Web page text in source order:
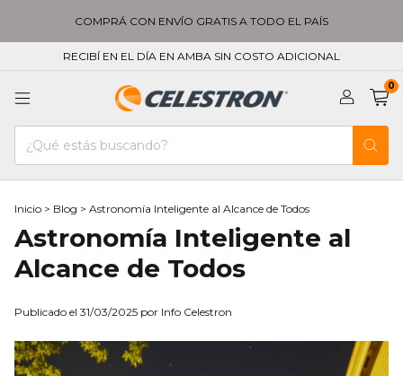
COMPRÁ CON ENVÍO GRATIS A TODO EL PAÍS
RECIBÍ EN EL DÍA EN AMBA SIN COSTO ADICIONAL
0
Inicio > Blog > Astronomía Inteligente al Alcance de Todos
Astronomía Inteligente al
Alcance de Todos
Publicado el 31/03/2025 por Info Celestron